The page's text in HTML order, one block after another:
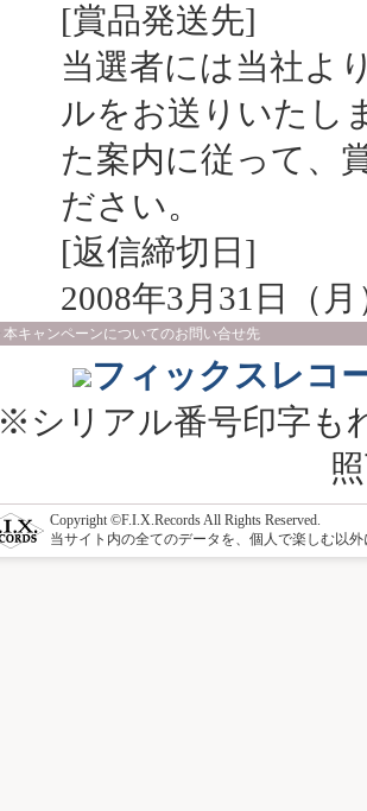
[賞品発送先]
当選者には当社よ
ルをお送りいたし
た案内に従って、
ださい。
[返信締切日]
2008年3月31日（月
本キャンペーンについてのお問い合せ先
フィックスレコ
※シリアル番号印字も
Copyright ©F.I.X.Records All Rights Reserved.
当サイト内の全てのデータを、個人で楽しむ以